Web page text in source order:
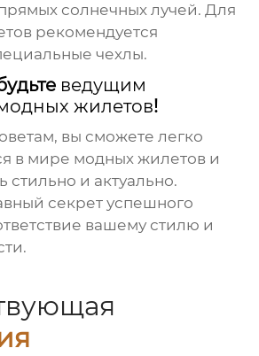
солнечных лучей. Для
рекомендуется
чехлы.
ведущим
жилетов!
вы сможете легко
в мире модных жилетов и
стильно и актуально.
секрет успешного
вашему стилю и